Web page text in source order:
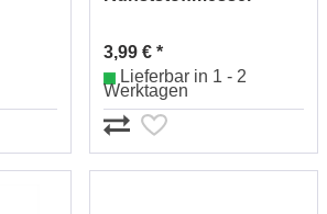
3,99 € *
Lieferbar in 1 - 2
Werktagen